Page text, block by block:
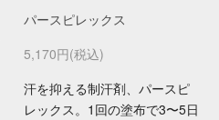
パースピレックス
5,170円(税込)
汗を抑える制汗剤、パースピ
レックス。1回の塗布で3〜5日